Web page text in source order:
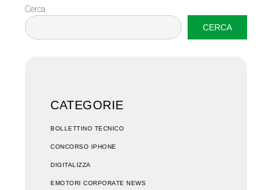
Cerca
CERCA
CATEGORIE
BOLLETTINO TECNICO
CONCORSO IPHONE
DIGITALIZZA
EMOTORI CORPORATE NEWS